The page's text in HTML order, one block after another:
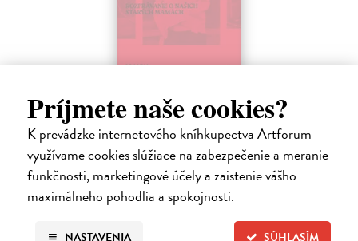
Príjmete naše cookies?
K prevádzke internetového kníhkupectva Artforum
využívame cookies slúžiace na zabezpečenie a meranie
funkčnosti, marketingové účely a zaistenie vášho
maximálneho pohodlia a spokojnosti.
SÚHLASÍM
NASTAVENIA
Sedliačky
Kuciel-Frydryszak Joanna| Kniha
„Neplač, dieťa moje. Každá žena je otrokyňa, tak ani ty nebudeš
vyvolená,“ hovorí babka svojej mladej vnučke.
Na sklade ?
23,66 €